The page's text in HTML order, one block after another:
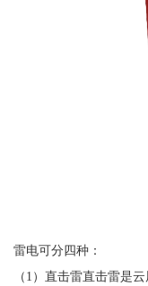
雷电可分四种：
（1 ）直击雷直击雷是